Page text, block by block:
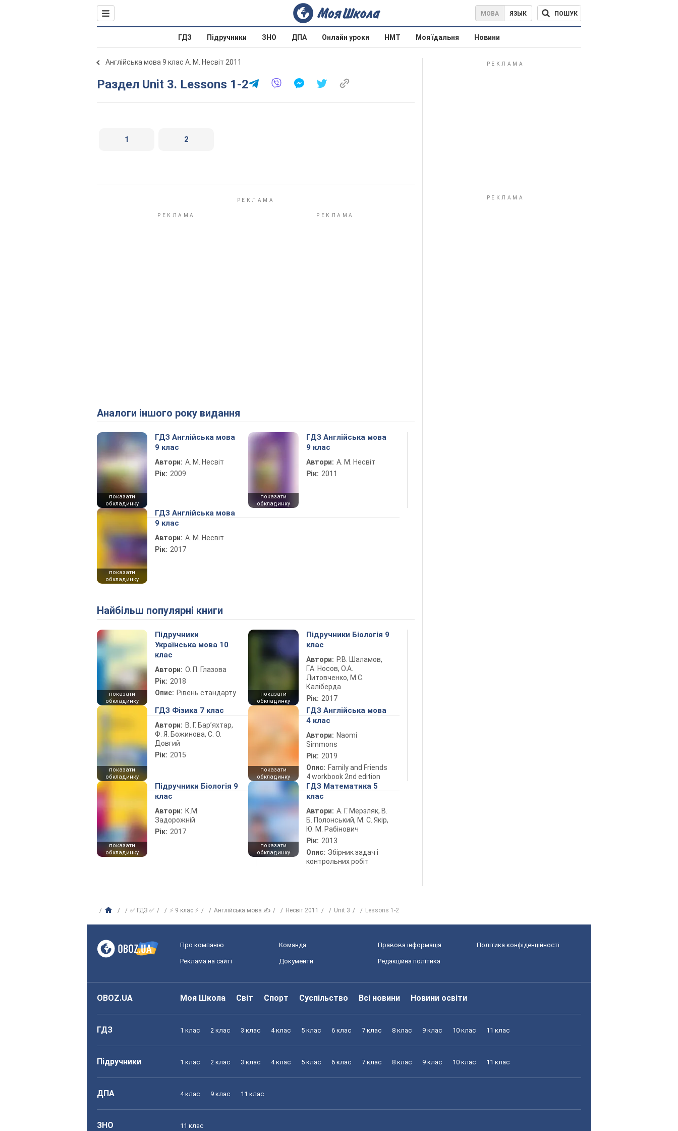
МОВА ЯЗЫК ПОШУК
ГДЗ Підручники ЗНО ДПА Онлайн уроки НМТ Моя їдальня Новини
Англійська мова 9 клас А. М. Несвіт 2011
Раздел Unit 3. Lessons 1-2
1 2
Аналоги іншого року видання
показати
обкладинку
ГДЗ Англійська мова
9 клас
Автори: А. М. Несвіт
Рік: 2009
показати
обкладинку
ГДЗ Англійська мова
9 клас
Автори: А. М. Несвіт
Рік: 2011
показати
обкладинку
ГДЗ Англійська мова
9 клас
Автори: А. М. Несвіт
Рік: 2017
Найбільш популярні книги
показати
обкладинку
Підручники
Українська мова 10
клас
Автори: О. П. Глазова
Рік: 2018
Опис: Рівень стандарту
показати
обкладинку
Підручники Біологія 9
клас
Автори: Р.В. Шаламов,
Г.А. Носов, О.А.
Литовченко, М.С.
Каліберда
Рік: 2017
показати
обкладинку
ГДЗ Фізика 7 клас
Автори: В. Г. Бар’яхтар,
Ф. Я. Божинова, С. О.
Довгий
Рік: 2015
показати
обкладинку
ГДЗ Англійська мова
4 клас
Автори: Naomi
Simmons
Рік: 2019
Опис: Family and Friends
4 workbook 2nd edition
показати
обкладинку
Підручники Біологія 9
клас
Автори: К.М.
Задорожній
Рік: 2017
показати
обкладинку
ГДЗ Математика 5
клас
Автори: А. Г. Мерзляк, В.
Б. Полонський, М. С. Якір,
Ю. М. Рабінович
Рік: 2013
Опис: Збірник задач і
контрольних робіт
✅ ГДЗ ✅ ⚡ 9 клас ⚡ Англійська мова ✍ Несвіт 2011 Unit 3 Lessons 1-2
Про компанію Команда Правова інформація Політика конфіденційності
Реклама на сайті Документи Редакційна політика
OBOZ.UA Моя Школа Світ Спорт Суспільство Всі новини Новини освіти
ГДЗ 1 клас 2 клас 3 клас 4 клас 5 клас 6 клас 7 клас 8 клас 9 клас 10 клас 11 клас
Підручники 1 клас 2 клас 3 клас 4 клас 5 клас 6 клас 7 клас 8 клас 9 клас 10 клас 11 клас
ДПА 4 клас 9 клас 11 клас
ЗНО 11 клас